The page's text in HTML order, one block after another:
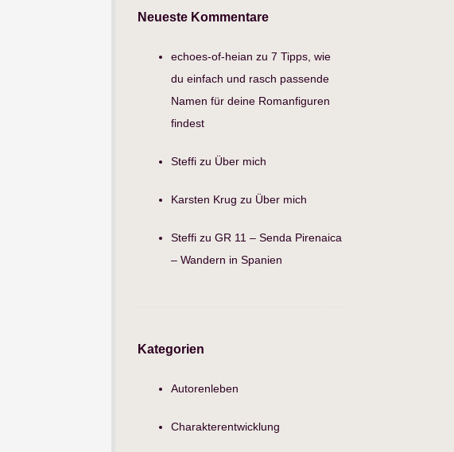
Neueste Kommentare
echoes-of-heian zu7 Tipps, wie
du einfach und rasch passende
Namen für deine Romanfiguren
findest
Steffi zu Über mich
Karsten Krug zu Über mich
Steffi zuGR 11 – Senda Pirenaica
– Wandern in Spanien
Kategorien
Autorenleben
Charakterentwicklung